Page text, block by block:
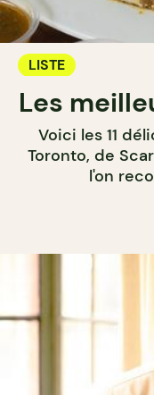
LISTE
Les
Voici les 11
Toronto, de
l'on